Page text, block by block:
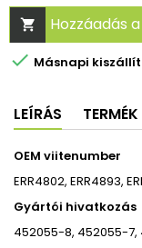
 Hozzáadás
 Másnapi
LEÍRÁS
OEM viitenumber
ERR4802, ERR4893,
Gyártói hivatkozás
452055-8, 452055-